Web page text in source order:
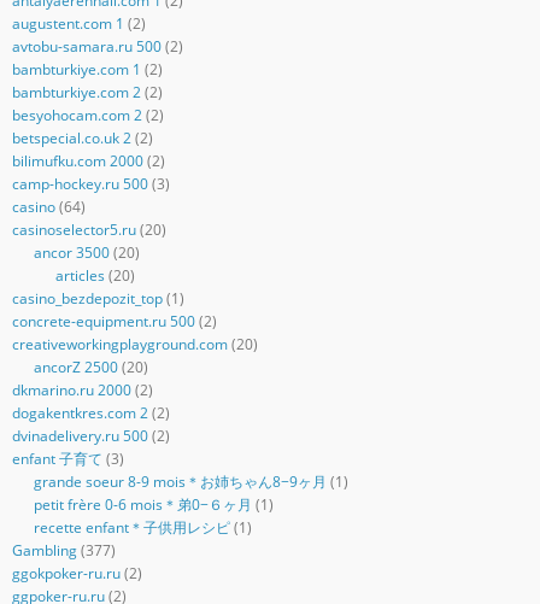
augustent.com 1 (2)
avtobu-samara.ru 500(2)
bambturkiye.com 1 (2)
bambturkiye.com 2(2)
besyohocam.com 2(2)
betspecial.co.uk 2(2)
bilimufku.com 2000(2)
camp-hockey.ru 500(3)
casino(64)
casinoselector5.ru(20)
ancor 3500(20)
articles (20)
casino_bezdepozit_top(1)
concrete-equipment.ru 500(2)
creativeworkingplayground.com(20)
ancorZ 2500(20)
dkmarino.ru 2000(2)
dogakentkres.com 2(2)
dvinadelivery.ru 500(2)
enfant 子育て (3)
grande soeur 8-9 mois＊お姉ちゃん8−9ヶ月 (1)
petit frère 0-6 mois＊弟0−６ヶ月 (1)
recette enfant＊子供用レシピ(1)
Gambling(377)
ggokpoker-ru.ru(2)
ggpoker-ru.ru(2)